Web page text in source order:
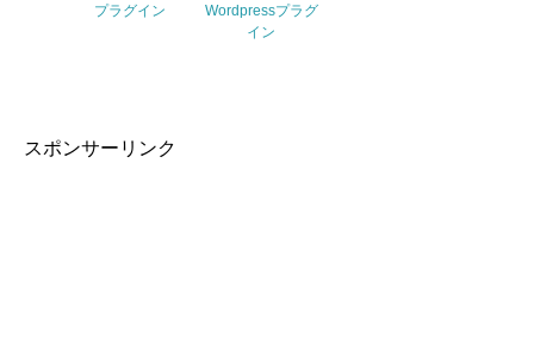
プラグイン
Wordpressプラグ
イン
スポンサーリンク